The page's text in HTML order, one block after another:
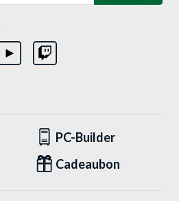
PC-Builder
Cadeaubon